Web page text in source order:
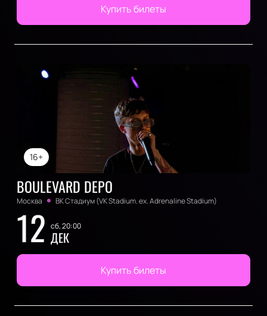
Купить билеты
16+
BOULEVARD DEPO
Москва ВК Стадиум (VK Stadium. ex. Adrenaline Stadium)
12 сб, 20:00
ДЕК
Купить билеты